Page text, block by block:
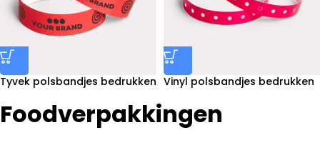
Tyvek polsbandjes bedrukken Vinyl polsbandjes bedrukken
Foodverpakkingen